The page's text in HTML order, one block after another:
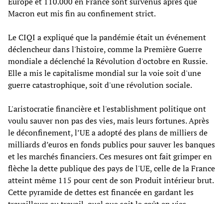
Macron eut mis fin au confinement strict.
Le CIQI a expliqué que la pandémie était un événement
déclencheur dans l'histoire, comme la Première Guerre
mondiale a déclenché la Révolution d'octobre en Russie.
Elle a mis le capitalisme mondial sur la voie soit d'une
guerre catastrophique, soit d'une révolution sociale.
L'aristocratie financière et l'establishment politique ont
voulu sauver non pas des vies, mais leurs fortunes. Après
le déconfinement, l’UE a adopté des plans de milliers de
milliards d’euros en fonds publics pour sauver les banques
et les marchés financiers. Ces mesures ont fait grimper en
flèche la dette publique des pays de l'UE, celle de la France
atteint même 115 pour cent de son Produit intérieur brut.
Cette pyramide de dettes est financée en gardant les